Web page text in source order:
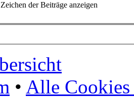
Zeichen der Beiträge anzeigen
• Alle Cookies